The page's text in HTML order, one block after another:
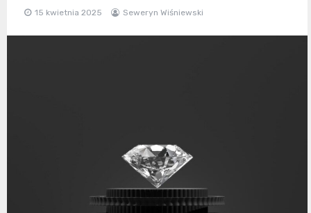
15 kwietnia 2025 Seweryn Wiśniewski